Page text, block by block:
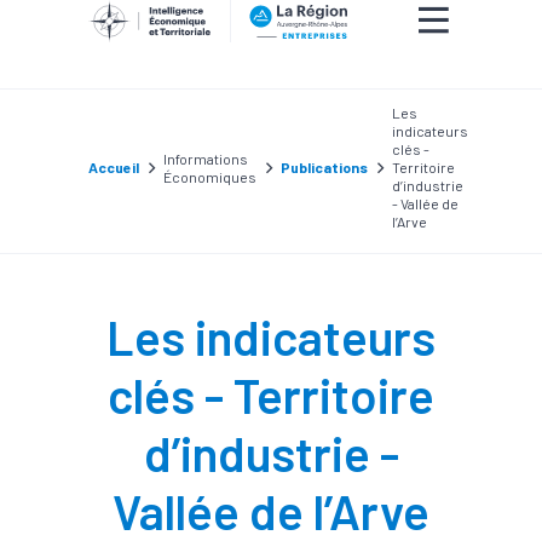
Accueil
Informations
Économiques
Publications
Les
indicateurs
clés -
Territoire
d’industrie
- Vallée de
l’Arve
Les indicateurs
clés - Territoire
d’industrie -
Vallée de l’Arve